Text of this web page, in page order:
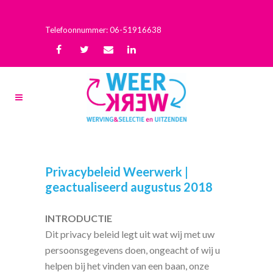
Telefoonnummer: 06-51916638
Privacybeleid Weerwerk |
geactualiseerd augustus 2018
INTRODUCTIE
Dit privacy beleid legt uit wat wij met uw
persoonsgegevens doen, ongeacht of wij u
helpen bij het vinden van een baan, onze